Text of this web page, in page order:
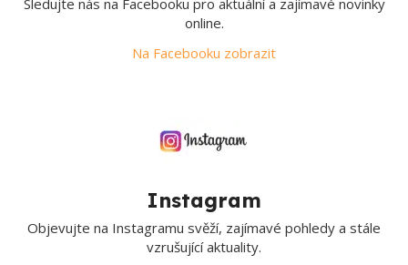
online.
Na Facebooku zobrazit
Instagram
Objevujte na Instagramu svěží, zajímavé pohledy a stále
vzrušující aktuality.